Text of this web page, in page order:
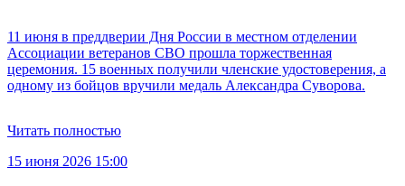
11 июня в преддверии Дня России в местном отделении
Ассоциации ветеранов СВО прошла торжественная
церемония. 15 военных получили членские удостоверения, а
одному из бойцов вручили медаль Александра Суворова.
Читать полностью
15 июня 2026 15:00